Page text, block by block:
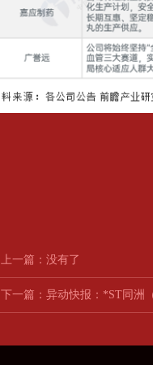
上一篇：没有了
下一篇： 异动快报：*ST同洲